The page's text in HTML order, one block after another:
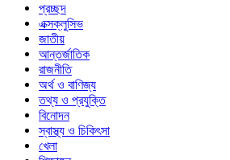
প্রচ্ছদ
এক্সক্লুসিভ
জাতীয়
আন্তর্জাতিক
রাজনীতি
অর্থ ও বাণিজ্য
তথ্য ও প্রযুক্তি
বিনোদন
স্বাস্থ্য ও চিকিৎসা
খেলা